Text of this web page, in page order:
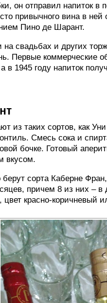
он отправил напиток
привычного вина в ней
Пино де Шарант.
на свадьбах и других
Первые коммерческие
1945 году напиток
из таких сортов, как
Смесь сока и
бочке. Готовый
вкусом.
берут сорта Каберне
причем 8 из них – в
цвет красно-коричневый